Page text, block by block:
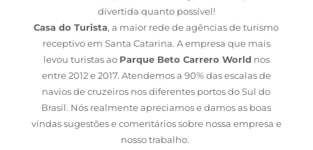
divertida quanto possível!
Casa do Turista, a maior rede de agências de turismo
receptivo em Santa Catarina. A empresa que mais
levou turistas ao Parque Beto Carrero World nos
entre 2012 e 2017. Atendemos a 90% das escalas de
navios de cruzeiros nos diferentes portos do Sul do
Brasil. Nós realmente apreciamos e damos as boas
vindas sugestões e comentários sobre nossa empresa e
nosso trabalho.